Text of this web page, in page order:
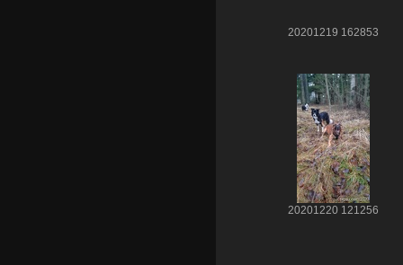
20201219 162853
20201220 121256